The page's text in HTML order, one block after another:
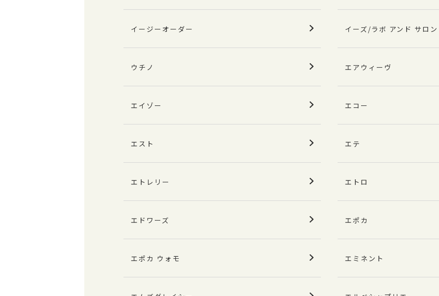
イージーオーダー イーズ/ラボ アンド サロン
ウチノ エアウィーヴ
エイゾー エコー
エスト エテ
エトレリー エトロ
エドワーズ エポカ
エポカ ウォモ エミネント